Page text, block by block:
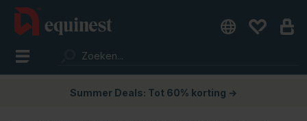
Summer Deals: Tot 60% korting →